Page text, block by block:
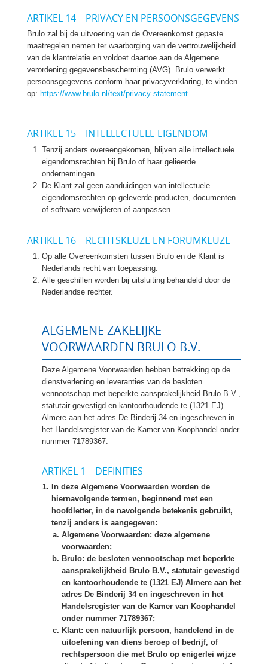
ARTIKEL 14 – PRIVACY EN PERSOONSGEGEVENS
Brulo zal bij de uitvoering van de Overeenkomst gepaste
maatregelen nemen ter waarborging van de vertrouwelijkheid
van de klantrelatie en voldoet daartoe aan de Algemene
verordening gegevensbescherming (AVG). Brulo verwerkt
persoonsgegevens conform haar privacyverklaring, te vinden
op: https://www.brulo.nl/text/privacy-statement.
ARTIKEL 15 – INTELLECTUELE EIGENDOM
Tenzij anders overeengekomen, blijven alle intellectuele
eigendomsrechten bij Brulo of haar gelieerde
ondernemingen.
De Klant zal geen aanduidingen van intellectuele
eigendomsrechten op geleverde producten, documenten
of software verwijderen of aanpassen.
ARTIKEL 16 – RECHTSKEUZE EN FORUMKEUZE
Op alle Overeenkomsten tussen Brulo en de Klant is
Nederlands recht van toepassing.
Alle geschillen worden bij uitsluiting behandeld door de
Nederlandse rechter.
ALGEMENE ZAKELIJKE
VOORWAARDEN BRULO B.V.
Deze Algemene Voorwaarden hebben betrekking op de
dienstverlening en leveranties van de besloten
vennootschap met beperkte aansprakelijkheid Brulo B.V.,
statutair gevestigd en kantoorhoudende te (1321 EJ)
Almere aan het adres De Binderij 34 en ingeschreven in
het Handelsregister van de Kamer van Koophandel onder
nummer 71789367.
ARTIKEL 1 – DEFINITIES
In deze Algemene Voorwaarden worden de
hiernavolgende termen, beginnend met een
hoofdletter, in de navolgende betekenis gebruikt,
tenzij anders is aangegeven:
Algemene Voorwaarden: deze algemene
voorwaarden;
Brulo: de besloten vennootschap met beperkte
aansprakelijkheid Brulo B.V., statutair gevestigd
en kantoorhoudende te (1321 EJ) Almere aan het
adres De Binderij 34 en ingeschreven in het
Handelsregister van de Kamer van Koophandel
onder nummer 71789367;
Klant: een natuurlijk persoon, handelend in de
uitoefening van diens beroep of bedrijf, of
rechtspersoon die met Brulo op enigerlei wijze